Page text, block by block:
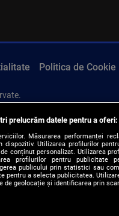
Politica de Cookie
prelucrăm datele pentru a oferi:
Măsurarea performanței
dispozitiv. Utilizarea profilurilor
conținut personalizat. Utilizarea
profilurilor pentru publicitate
publicului prin statistici sau
pentru a selecta publicitatea.
de geolocație și identificarea prin